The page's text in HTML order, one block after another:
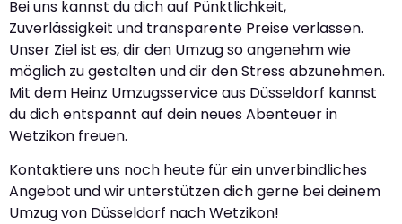
Bei uns kannst du dich auf Pünktlichkeit,
Zuverlässigkeit und transparente Preise verlassen.
Unser Ziel ist es, dir den Umzug so angenehm wie
möglich zu gestalten und dir den Stress abzunehmen.
Mit dem Heinz Umzugsservice aus Düsseldorf kannst
du dich entspannt auf dein neues Abenteuer in
Wetzikon freuen.
Kontaktiere uns noch heute für ein unverbindliches
Angebot und wir unterstützen dich gerne bei deinem
Umzug von Düsseldorf nach Wetzikon!